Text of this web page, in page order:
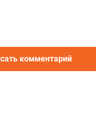
комментарий